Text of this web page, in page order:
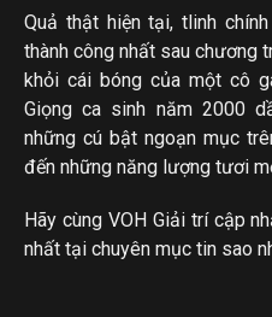
Quả thật hiện tại, tlinh
thành công nhất sau chương
khỏi cái bóng của một cô
Giọng ca sinh năm 2000
những cú bật ngoạn mục
đến những năng lượng tươi
Hãy cùng VOH Giải trí cập
nhất tại chuyên mục tin sao